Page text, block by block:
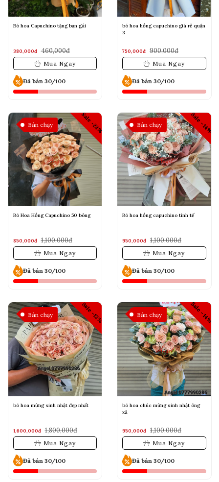
Bó hoa Capuchino tặng bạn gái
380,000đ 460,000đ
Mua Ngay
Đã bán 30/100
bó hoa hồng capuchino giá rẻ quận
3
750,000đ 900,000đ
Mua Ngay
Đã bán 30/100
Bán chạy Sale -23%
Bó Hoa Hồng Capuchino 50 bông
850,000đ 1,100,000đ
Mua Ngay
Đã bán 30/100
Bán chạy Sale -14%
Bó hoa hồng capuchino tinh tế
950,000đ 1,100,000đ
Mua Ngay
Đã bán 30/100
Bán chạy Sale -12%
bó hoa mừng sinh nhật đẹp nhất
1,600,000đ 1,800,000đ
Mua Ngay
Đã bán 30/100
Bán chạy Sale -14%
bó hoa chúc mừng sinh nhật ông
xã
950,000đ 1,100,000đ
Mua Ngay
Đã bán 30/100